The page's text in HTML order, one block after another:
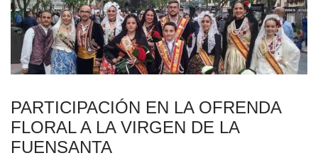
PARTICIPACIÓN EN LA OFRENDA
FLORAL A LA VIRGEN DE LA
FUENSANTA